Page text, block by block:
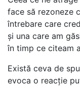
face să rezoneze
întrebare care
și una care am
în timp ce citeam
Există ceva de
evoca o reacție